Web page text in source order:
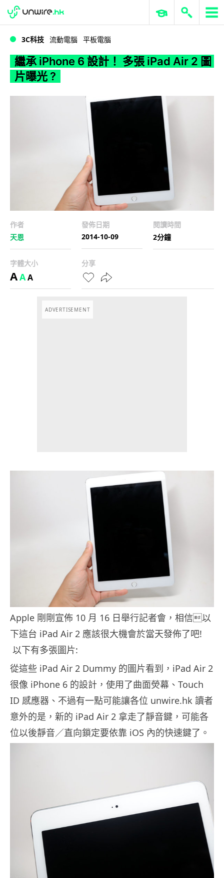
WWDC 2026 ERP 與商業 AI
3C科技 流動電腦 平板電腦
繼承 iPhone 6 設計！ 多張 iPad Air 2 圖
片曝光 ?
作者
天恩
發佈日期
2014-10-09
閱讀時間
2分鐘
字體大小
AAA
分享
ADVERTISEMENT
Apple 剛剛宣佈 10 月 16 日舉行記者會，相信以
下這台 iPad Air 2 應該很大機會於當天發佈了吧!
以下有多張圖片:
從這些 iPad Air 2 Dummy 的圖片看到，iPad Air 2
很像 iPhone 6 的設計，使用了曲面熒幕、Touch
ID 感應器、不過有一點可能讓各位 unwire.hk 讀者
意外的是，新的 iPad Air 2 拿走了靜音鍵，可能各
位以後靜音／直向鎖定要依靠 iOS 內的快速鍵了。